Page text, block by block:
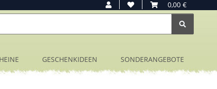
0,00 €
GESCHENKIDEEN SONDERANGEBOTE